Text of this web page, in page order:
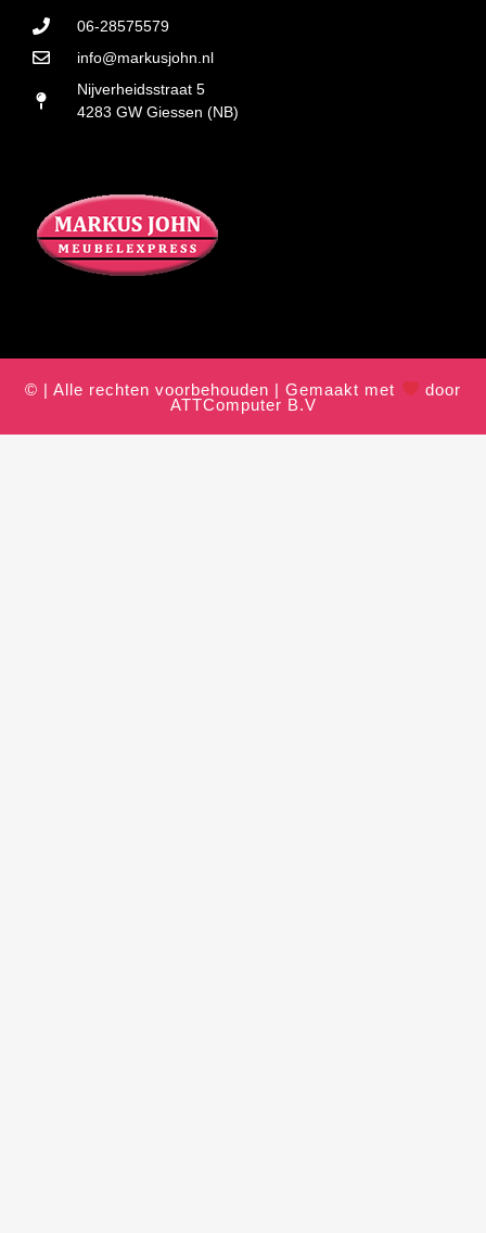
06-28575579
info@markusjohn.nl
Nijverheidsstraat 5
4283 GW Giessen (NB)
© | Alle rechten voorbehouden | Gemaakt met
door
ATTComputer B.V